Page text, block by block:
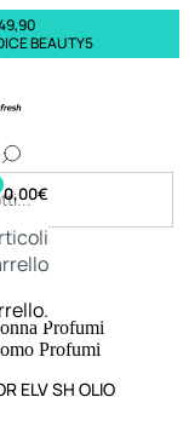
BEAUTY5
Profumi
Profumi
0,00€
ELV SH OLIO